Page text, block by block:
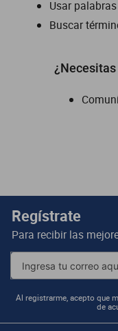
Usar
Buscar
Regístrate
Para recibir las
Al registrarme, acepto que
de
dm 300